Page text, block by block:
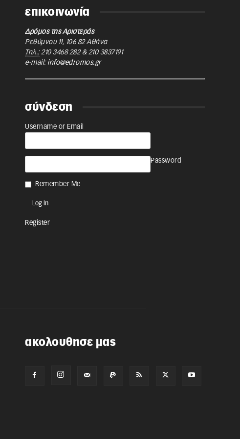
επικοινωνία
Δρόμος της Αριστεράς
Ρεθύμνου 11, 106 82 Αθήνα
Τηλ.: 210 3468 282& 210 3837191
e-mail: info@edromos.gr
σύνδεση
Username or Email
Password
Remember Me
Register
ακολουθησε μας